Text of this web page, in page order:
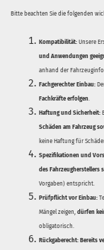
Bitte beachten Sie die folgenden
Kompatibilität: Unsere
und Anwendungen
anhand der
Fachgerechter Einbau:
Fachkräfte erfolgen.
Haftung und Sicherheit:
Schäden am Fahrzeug
keine Haftung für
Spezifikationen und
des Fahrzeugherstellers
Vorgaben) entspricht.
Prüfpflicht vor Einbau:
Mängel zeigen, dürfen
obligatorisch.
Rückgaberecht: Bereits